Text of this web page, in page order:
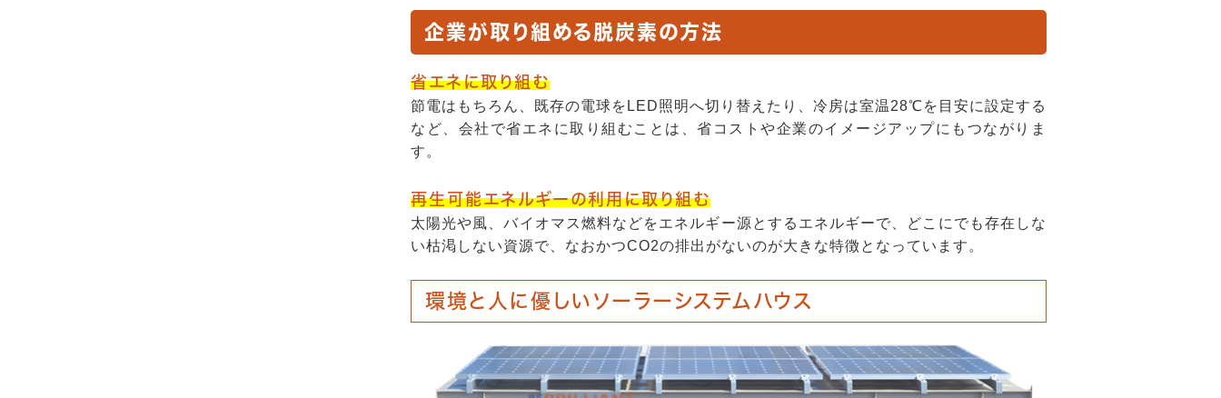
企業が取り組める脱炭素の方法
省エネに取り組む
節電はもちろん、既存の電球をLED照明へ切り替えたり、冷房は室温28℃を目安に設定する
など、会社で省エネに取り組むことは、省コストや企業のイメージアップにもつながりま
す。
再生可能エネルギーの利用に取り組む
太陽光や風、バイオマス燃料などをエネルギー源とするエネルギーで、どこにでも存在しな
い枯渇しない資源で、なおかつCO2の排出がないのが大きな特徴となっています。
環境と人に優しいソーラーシステムハウス